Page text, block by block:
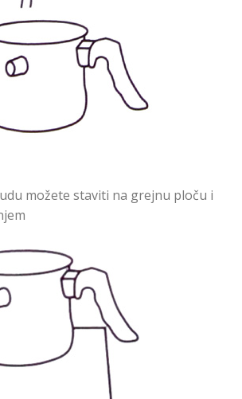
možete staviti na grejnu ploču i